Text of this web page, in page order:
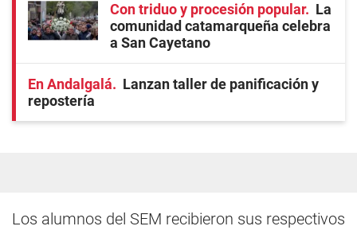
Con triduo y procesión popular
La
comunidad catamarqueña celebra
a San Cayetano
En Andalgalá
Lanzan taller de panificación y
repostería
Los alumnos del SEM recibieron sus respectivos